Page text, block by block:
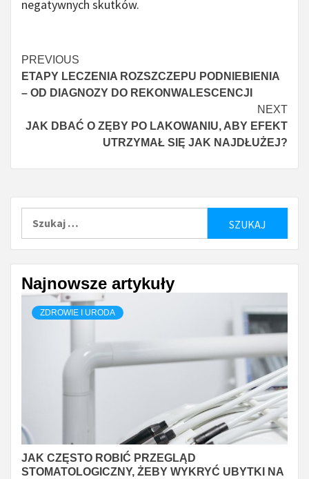
negatywnych skutków.
Continue
Reading
PREVIOUS
ETAPY LECZENIA ROZSZCZEPU PODNIEBIENIA
– OD DIAGNOZY DO REKONWALESCENCJI
NEXT
JAK DBAĆ O ZĘBY PO LAKOWANIU, ABY EFEKT
UTRZYMAŁ SIĘ JAK NAJDŁUŻEJ?
Najnowsze artykuły
ZDROWIE I URODA
JAK CZĘSTO ROBIĆ PRZEGLĄD
STOMATOLOGICZNY, ŻEBY WYKRYĆ UBYTKI NA